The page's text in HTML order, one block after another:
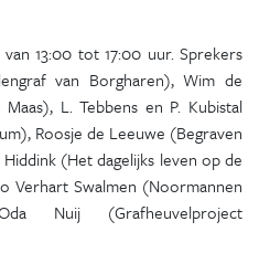
13:00 tot 17:00 uur. Sprekers
van Borgharen), Wim de
L. Tebbens en P. Kubistal
Roosje de Leeuwe (Begraven
(Het dagelijks leven op de
Verhart Swalmen (Noormannen
Nuij (Grafheuvelproject